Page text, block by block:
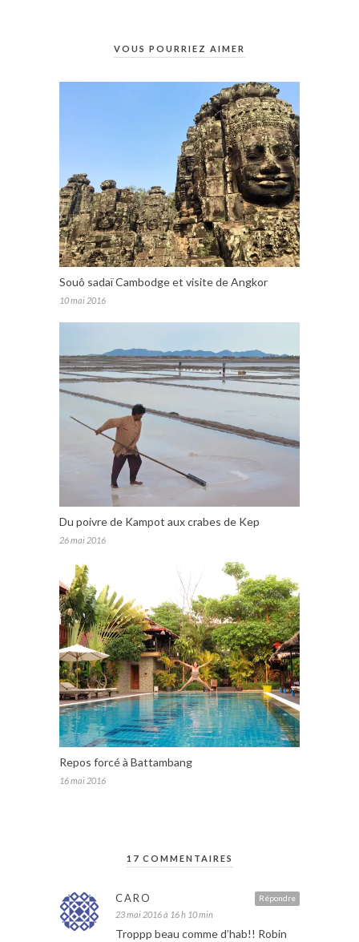
VOUS POURRIEZ AIMER
Souô sadaï Cambodge et visite de Angkor
10 mai 2016
Du poivre de Kampot aux crabes de Kep
26 mai 2016
Repos forcé à Battambang
16 mai 2016
17 COMMENTAIRES
Répondre
CARO
23 mai 2016 à 16 h 10 min
Troppp beau comme d’hab!! Robin